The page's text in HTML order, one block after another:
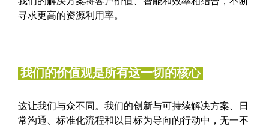
寻求更高的资源利用率。
我们的价值观是所有这一切的核心
这让我们与众不同。我们的创新与可持续解决方案、日
常沟通、标准化流程和以目标为导向的行动中，无一不